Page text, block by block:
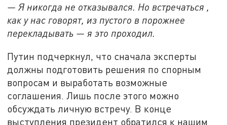
— Я никогда не отказывался. Но встречаться ,
как у нас говорят, из пустого в порожнее
перекладывать — я это проходил.
Путин подчеркнул, что сначала эксперты
должны подготовить решения по спорным
вопросам и выработать возможные
соглашения. Лишь после этого можно
обсуждать личную встречу. В конце
выступления президент обратился к нашим